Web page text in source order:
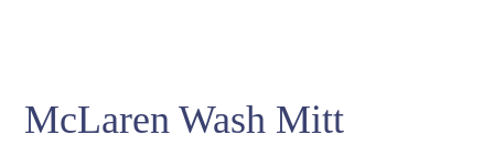
McLaren Wash Mitt